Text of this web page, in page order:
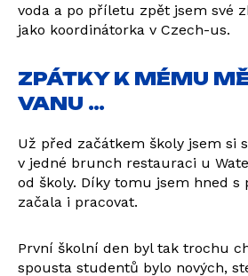
voda a po příletu zpět jsem své
jako koordinátorka v Czech-us.
ZPÁTKY K MÉMU
VANU …
Už před začátkem školy jsem si
v jedné brunch restauraci u
od školy. Díky tomu jsem hned
začala i pracovat.
První školní den byl tak trochu
spousta studentů bylo nových,